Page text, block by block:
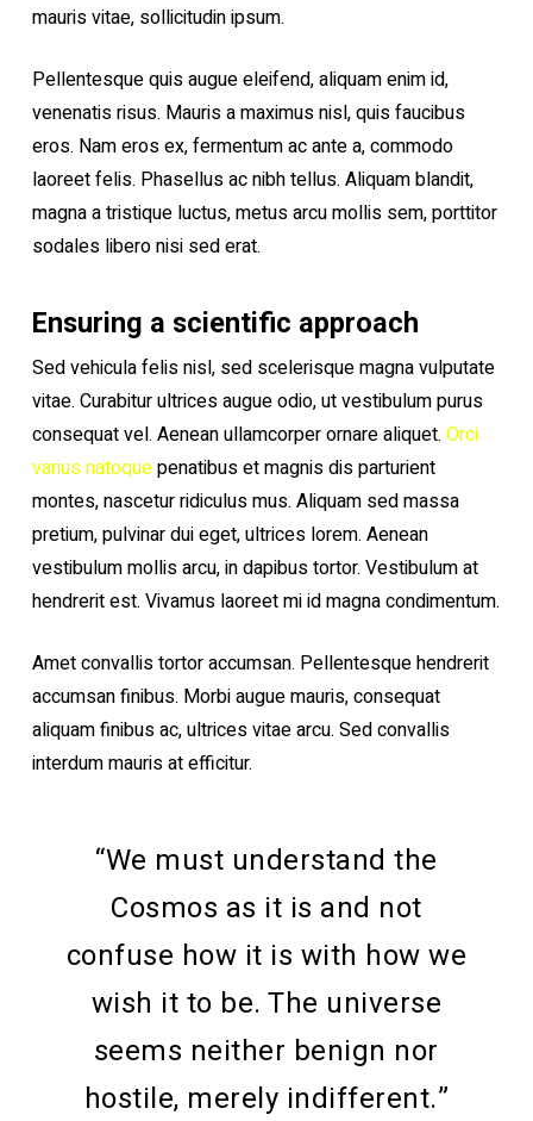
mauris vitae, sollicitudin ipsum.
Pellentesque quis augue eleifend, aliquam enim id,
venenatis risus. Mauris a maximus nisl, quis faucibus
eros. Nam eros ex, fermentum ac ante a, commodo
laoreet felis. Phasellus ac nibh tellus. Aliquam blandit,
magna a tristique luctus, metus arcu mollis sem, porttitor
sodales libero nisi sed erat.
Ensuring a scientific approach
Sed vehicula felis nisl, sed scelerisque magna vulputate
vitae. Curabitur ultrices augue odio, ut vestibulum purus
consequat vel. Aenean ullamcorper ornare aliquet. Orci
varius natoquepenatibus et magnis dis parturient
montes, nascetur ridiculus mus. Aliquam sed massa
pretium, pulvinar dui eget, ultrices lorem. Aenean
vestibulum mollis arcu, in dapibus tortor. Vestibulum at
hendrerit est. Vivamus laoreet mi id magna condimentum.
Amet convallis tortor accumsan. Pellentesque hendrerit
accumsan finibus. Morbi augue mauris, consequat
aliquam finibus ac, ultrices vitae arcu. Sed convallis
interdum mauris at efficitur.
“We must understand the
Cosmos as it is and not
confuse how it is with how we
wish it to be. The universe
seems neither benign nor
hostile, merely indifferent.”